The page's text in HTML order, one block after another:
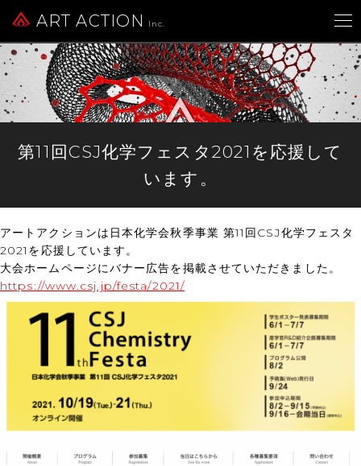
ART ACTION Inc.
第11回CSJ化学フェスタ2021を応援して
います。
アートアクションは日本化学会秋季事業 第11回CSJ化学フェスタ
2021を応援しています。
大会ホームページにバナー広告を掲載させていただきました。
https://www.csj.jp/festa/2021/